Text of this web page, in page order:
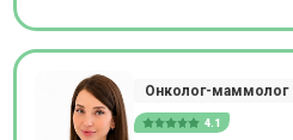
Онколог-маммолог
4.1